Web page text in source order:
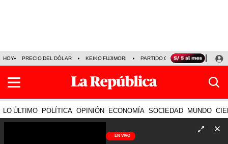
HOY PRECIO DEL DÓLAR KEIKO FUJIMORI PARTIDO OBRAS ARMONÍA 10
LO ÚLTIMO POLÍTICA OPINIÓN ECONOMÍA SOCIEDAD MUNDO
EN VIVO